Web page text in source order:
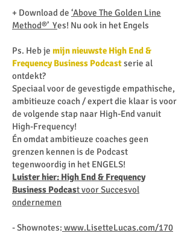
+ Download de ‘Above The Golden Line
Method®’ Yes! Nu ook in het Engels
Ps. Heb je mijn nieuwste High End &
Frequency Business Podcastserie al
ontdekt?
Speciaal voor de gevestigde empathische,
ambitieuze coach / expert die klaar is voor
de volgende stap naar High-End vanuit
High-Frequency!
Én omdat ambitieuze coaches geen
grenzen kennen is de Podcast
tegenwoordig in het ENGELS!
Luister hier: High End & Frequency
Business Podcast voor Succesvol
ondernemen
- Shownotes: www.LisetteLucas.com/170